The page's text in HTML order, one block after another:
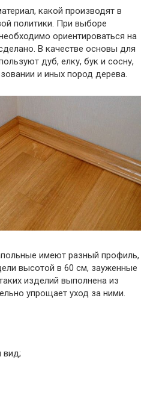
какой производят в
политики. При выборе
ориентироваться на
В качестве основы для
дуб, елку, бук и сосну,
и иных пород дерева.
имеют разный профиль,
высотой в 60 см, зауженные
изделий выполнена из
упрощает уход за ними.
вид;